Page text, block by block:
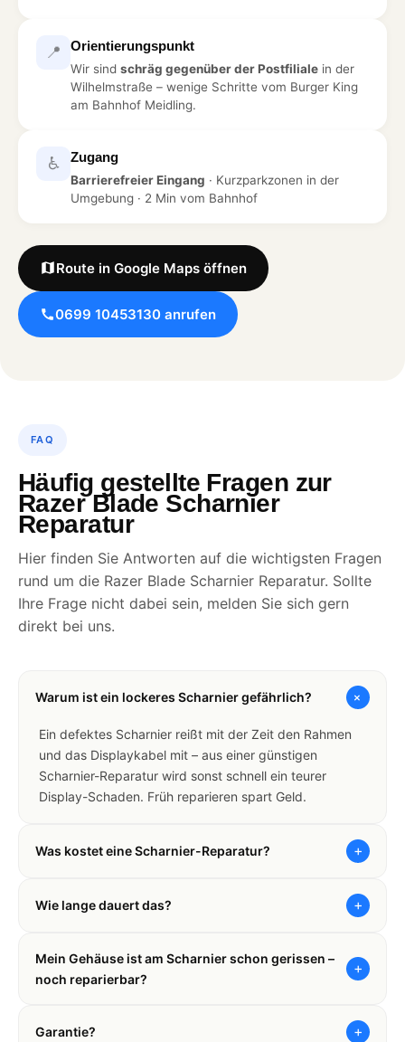
📍 Orientierungspunkt
Wir sind schräg gegenüber der Postfiliale in der
Wilhelmstraße – wenige Schritte vom Burger King
am Bahnhof Meidling.
♿ Zugang
Barrierefreier Eingang · Kurzparkzonen in der
Umgebung · 2 Min vom Bahnhof
Route in Google Maps öffnen
0699 10453130 anrufen
FAQ
Häufig gestellte Fragen zur
Razer Blade Scharnier
Reparatur
Hier finden Sie Antworten auf die wichtigsten Fragen
rund um die Razer Blade Scharnier Reparatur. Sollte
Ihre Frage nicht dabei sein, melden Sie sich gern
direkt bei uns.
Warum ist ein lockeres Scharnier gefährlich? +
Ein defektes Scharnier reißt mit der Zeit den Rahmen
und das Displaykabel mit – aus einer günstigen
Scharnier-Reparatur wird sonst schnell ein teurer
Display-Schaden. Früh reparieren spart Geld.
Was kostet eine Scharnier-Reparatur? +
Wie lange dauert das? +
Mein Gehäuse ist am Scharnier schon gerissen –
noch reparierbar?
+
Garantie? +